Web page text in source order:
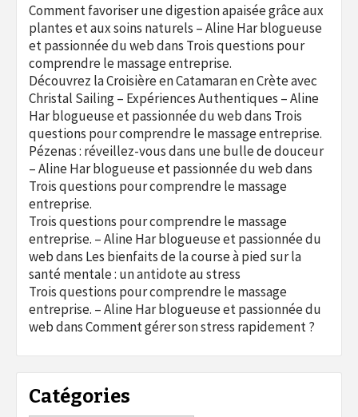
Comment favoriser une digestion apaisée grâce aux
plantes et aux soins naturels – Aline Har blogueuse
et passionnée du webdans Trois questions pour
comprendre le massage entreprise.
Découvrez la Croisière en Catamaran en Crète avec
Christal Sailing – Expériences Authentiques – Aline
Har blogueuse et passionnée du webdans Trois
questions pour comprendre le massage entreprise.
Pézenas : réveillez-vous dans une bulle de douceur
– Aline Har blogueuse et passionnée du webdans
Trois questions pour comprendre le massage
entreprise.
Trois questions pour comprendre le massage
entreprise. – Aline Har blogueuse et passionnée du
webdans Les bienfaits de la course à pied sur la
santé mentale : un antidote au stress
Trois questions pour comprendre le massage
entreprise. – Aline Har blogueuse et passionnée du
webdansComment gérer son stress rapidement ?
Catégories